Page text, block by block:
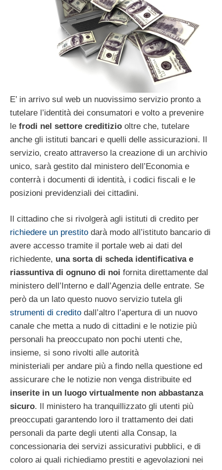
E’ in arrivo sul web un nuovissimo servizio pronto a
tutelare l’identità dei consumatori e volto a prevenire
le frodi nel settore creditizio oltre che, tutelare
anche gli istituti bancari e quelli delle assicurazioni. Il
servizio, creato attraverso la creazione di un archivio
unico, sarà gestito dal ministero dell’Economia e
conterrà i documenti di identità, i codici fiscali e le
posizioni previdenziali dei cittadini.
Il cittadino che si rivolgerà agli istituti di credito per
richiedere un prestito darà modo all’istituto bancario di
avere accesso tramite il portale web ai dati del
richiedente, una sorta di scheda identificativa e
riassuntiva di ognuno di noi fornita direttamente dal
ministero dell’Interno e dall’Agenzia delle entrate. Se
però da un lato questo nuovo servizio tutela gli
strumenti di credito dall’altro l’apertura di un nuovo
canale che metta a nudo di cittadini e le notizie più
personali ha preoccupato non pochi utenti che,
insieme, si sono rivolti alle autorità
ministeriali per andare più a findo nella questione ed
assicurare che le notizie non venga distribuite ed
inserite in un luogo virtualmente non abbastanza
sicuro. Il ministero ha tranquillizzato gli utenti più
preoccupati garantendo loro il trattamento dei dati
personali da parte degli utenti alla Consap, la
concessionaria dei servizi assicurativi pubblici, e di
coloro ai quali richiediamo prestiti e agevolazioni nei